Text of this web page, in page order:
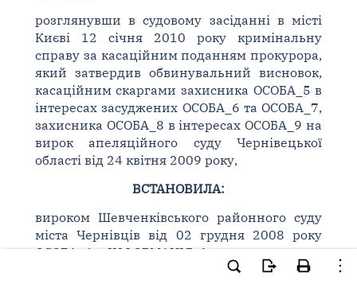
розглянувши в судовому засіданні в місті
Києві 12 січня 2010 року кримінальну
справу за касаційним поданням прокурора,
який затвердив обвинувальний висновок,
касаційним скаргами захисника ОСОБА_5 в
інтересах засуджених ОСОБА_6 та ОСОБА_7,
захисника ОСОБА_8 в інтересах ОСОБА_9 на
вирок апеляційного суду Чернівецької
області від 24 квітня 2009 року,
ВСТАНОВИЛА:
вироком Шевченківського районного суду
міста Чернівців від 02 грудня 2008 року
ОСОБА_6, ІНФОРМАЦІЯ_1, уродженця та
мешканця міста Чернівців, громадянина